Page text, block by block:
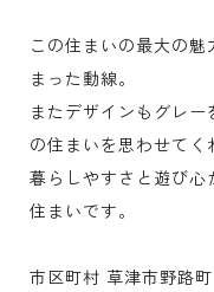
この住まいの最大の
まった動線。
またデザインもグレ
の住まいを思わせてく
暮らしやすさと遊び心
住まいです。
市区町村 草津市野路町